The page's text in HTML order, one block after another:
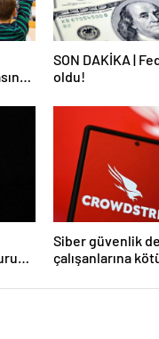
SON DAKİKA |
oldu!
Siber güvenlik
çalışanlarına